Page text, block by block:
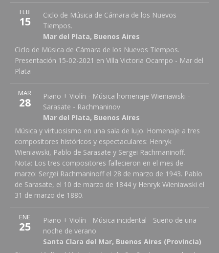
FEB
15
Ciclo de Música de Cámara de los Nuevos
Tiempos.
Mar del Plata, Buenos Aires
Villa Victoria Ocampo Matheu 1851
Mar del Plata
0223 4942878
Note
Ciclo de Música de Cámara de los Nuevos Tiempos.
Presentación 15-02-2021 en Villa Victoria Ocampo - Mar del
Plata
More
MAR
28
Piano + Violín - Música homenaje Wieniawski -
Sarasate - Rachmaninov
Mar del Plata, Buenos Aires
4 Elementos - Espacio teatral Alberti 2746
Mar del Plata,Buenos Aires
0223 495-3479
Note
Música y virtuosismo en una sala de lujo. Homenaje a tres
compositores históricos y espectaculares: Henryk
Wieniawski, Pablo de Sarasate y Sergei Rachmaninoff.
Nota: Los tres compositores fallecieron en el mes de
marzo: Sergei Rachmaninoff el 28 de marzo de 1943. Pablo
de Sarasate, el 10 de marzo de 1844 y Henryk Wieniawski el
31 de marzo de 1880.
More
ENE
25
Piano + Violín - Música incidental - Sueño de una
noche de verano
Santa Clara del Mar, Buenos Aires (Provincia)
Cine Teatro Leonardo Favio La Florida 574
Santa Clara del Mar
Note
More